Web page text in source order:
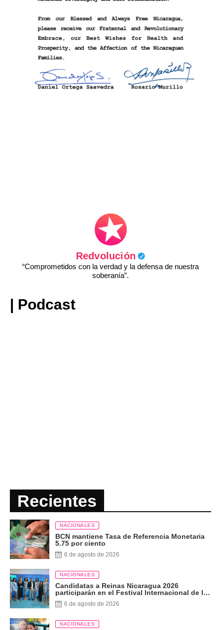
Redvolución
“Comprometidos con la verdad y la defensa de nuestra
soberanía”.
| Podcast
Recientes
NACIONALES
BCN mantiene Tasa de Referencia Monetaria
5.75 por ciento
6 de agosto de 2026
NACIONALES
Candidatas a Reinas Nicaragua 2026
participarán en el Festival Internacional de las
Artes, Cultura y Gastronomía
6 de agosto de 2026
NACIONALES